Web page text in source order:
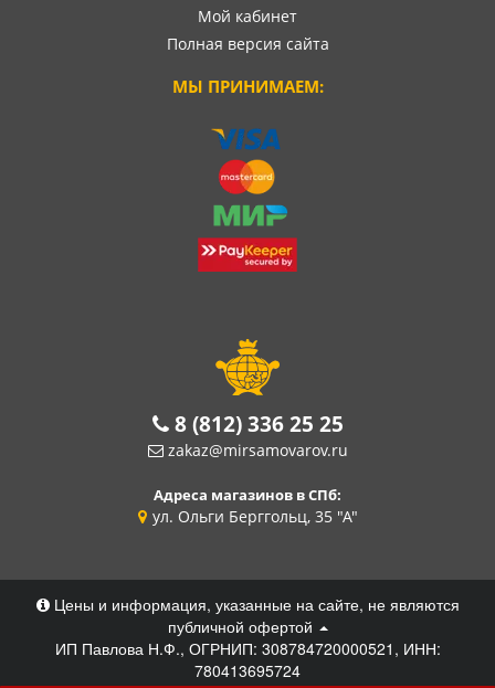
Мой кабинет
Полная версия сайта
МЫ ПРИНИМАЕМ:
8 (812) 336 25 25
zakaz@mirsamovarov.ru
Адреса магазинов в СПб:
ул. Ольги Берггольц, 35 "А"
Цены и информация, указанные на сайте, не являются
публичной офертой
ИП Павлова Н.Ф., ОГРНИП: 308784720000521, ИНН:
780413695724